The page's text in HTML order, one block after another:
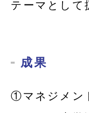
テーマとして
成果
①マネジメン